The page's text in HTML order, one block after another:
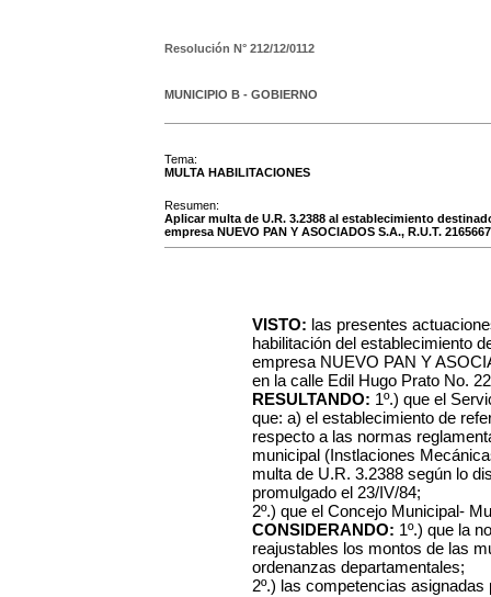
Resolución N° 212/12/0112
MUNICIPIO B - GOBIERNO
Tema:
MULTA HABILITACIONES
Resumen:
Aplicar multa de U.R. 3.2388 al establecimiento
empresa NUEVO PAN Y ASOCIADOS S.A., R.U.T.
VISTO: las presentes
habilitación del establecimiento
empresa NUEVO PAN Y
en la calle Edil Hugo Prato No.
RESULTANDO: 1º.) que el
que: a) el establecimiento de
respecto a las normas
municipal (Instlaciones
multa de U.R. 3.2388 según lo
promulgado el 23/IV/84;
2º.) que el Concejo Municipal-
CONSIDERANDO: 1º.) que la
reajustables los montos de las
ordenanzas departamentales;
2º.) las competencias